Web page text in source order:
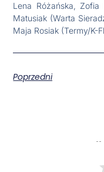
Lena Różańska, Zofia
Matusiak (Warta
Maja Rosiak (Termy/K-
Poprzedni